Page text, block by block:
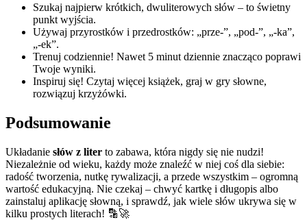
Szukaj najpierw krótkich, dwuliterowych słów – to świetny
punkt wyjścia.
Używaj przyrostków i przedrostków: „prze-”, „pod-”, „-ka”,
„-ek”.
Trenuj codziennie! Nawet 5 minut dziennie znacząco poprawi
Twoje wyniki.
Inspiruj się! Czytaj więcej książek, graj w gry słowne,
rozwiązuj krzyżówki.
Podsumowanie
Układanie słów z liter to zabawa, która nigdy się nie nudzi!
Niezależnie od wieku, każdy może znaleźć w niej coś dla siebie:
radość tworzenia, nutkę rywalizacji, a przede wszystkim – ogromną
wartość edukacyjną. Nie czekaj – chwyć kartkę i długopis albo
zainstaluj aplikację słowną, i sprawdź, jak wiele słów ukrywa się w
kilku prostych literach! 🔡🚀